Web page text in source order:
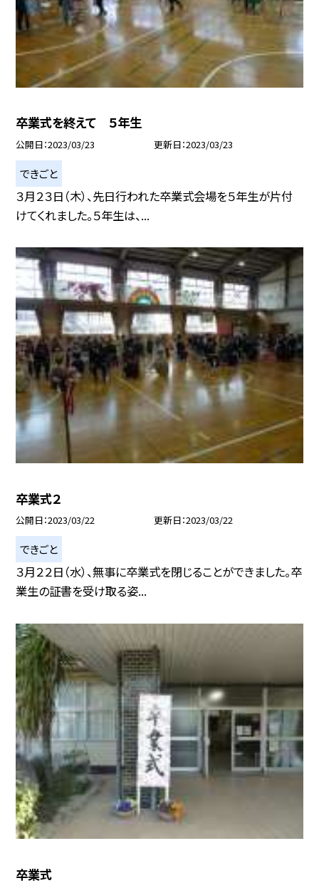
卒業式を終えて ５年生
公開日 2023/03/23 更新日 2023/03/23
できごと
３月２３日（木）、先日行われた卒業式会場を５年生が片付
けてくれました。５年生は、...
卒業式２
公開日 2023/03/22 更新日 2023/03/22
できごと
３月２２日（水）、無事に卒業式を閉じることができました。卒
業生の証書を受け取る姿...
卒業式